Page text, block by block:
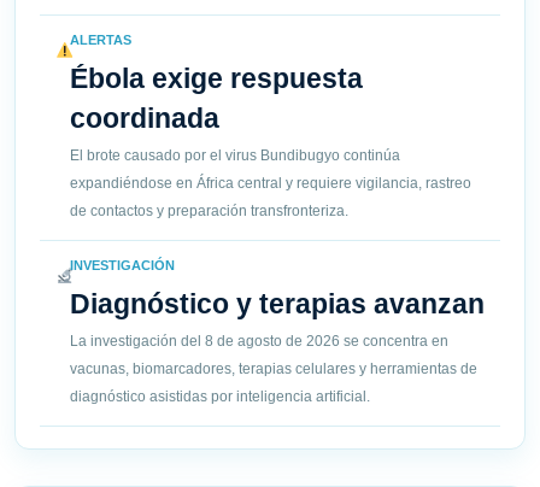
ALERTAS
Ébola exige respuesta
coordinada
El brote causado por el virus Bundibugyo continúa
expandiéndose en África central y requiere vigilancia, rastreo
de contactos y preparación transfronteriza.
INVESTIGACIÓN
Diagnóstico y terapias avanzan
La investigación del 8 de agosto de 2026 se concentra en
vacunas, biomarcadores, terapias celulares y herramientas de
diagnóstico asistidas por inteligencia artificial.